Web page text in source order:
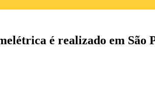
é realizado em São